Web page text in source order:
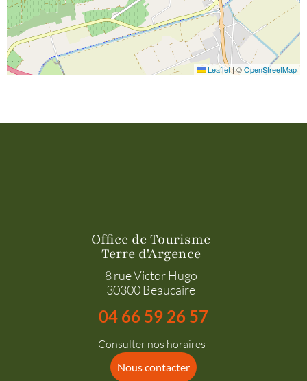
Leaflet|©OpenStreetMap
Office de Tourisme
Terre d'Argence
8 rue Victor Hugo
30300 Beaucaire
04 66 59 26 57
Consulter nos horaires
Nous contacter